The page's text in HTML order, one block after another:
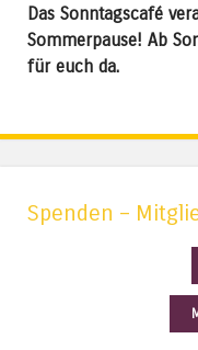
Das Sonntagscafé
Sommerpause! Ab
für euch da.
Spenden –